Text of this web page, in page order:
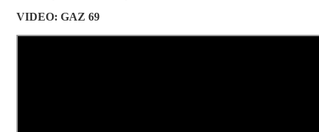
VIDEO: GAZ 69